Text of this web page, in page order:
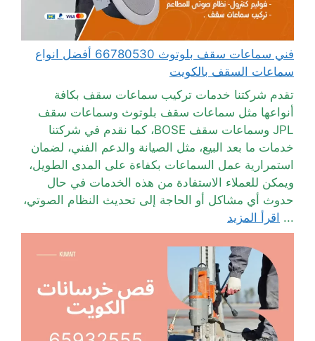
فني سماعات سقف بلوتوث 66780530 أفضل انواع
سماعات السقف بالكويت
تقدم شركتنا خدمات تركيب سماعات سقف بكافة
أنواعها مثل سماعات سقف بلوتوث وسماعات سقف
JPL وسماعات سقف BOSE، كما نقدم في شركتنا
خدمات ما بعد البيع، مثل الصيانة والدعم الفني، لضمان
استمرارية عمل السماعات بكفاءة على المدى الطويل،
ويمكن للعملاء الاستفادة من هذه الخدمات في حال
حدوث أي مشاكل أو الحاجة إلى تحديث النظام الصوتي،
... اقرأ المزيد